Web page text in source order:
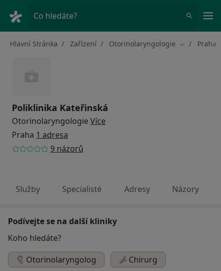
Co hledáte?
Hlavní Stránka Zařízení Otorinolaryngologie ZměnaPraha
Poliklinika Kateřinská
Otorinolaryngologie Více
Praha 1 adresa
9 názorů
Služby Specialisté Adresy Názory
Podívejte se na další kliniky
Koho hledáte?
Otorinolaryngolog
Chirurg